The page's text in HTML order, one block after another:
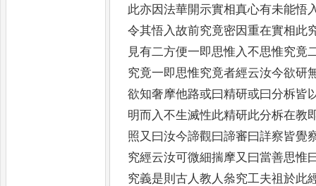
此亦因法華開示實相真心有未能悟
令其悟入故前究竟密因重在實相此
見有二方便一即思惟入不思惟究竟
究竟一即思惟究竟者經云汝今欲研
欲知奢摩他路或曰精研或曰分柝皆
明而入不生滅性此精研此分柝在教
照又曰汝今諦觀曰諦審曰詳察皆覺
究經云汝可微細揣摩又曰當善思惟
究義是則古人教人叅究工夫祖於此